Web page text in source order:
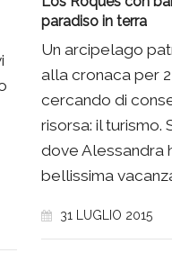
paradiso in terra
Un arcipelago
alla cronaca per
cercando di
risorsa: il turismo.
dove Alessandra
bellissima
31 LUGLIO 2015